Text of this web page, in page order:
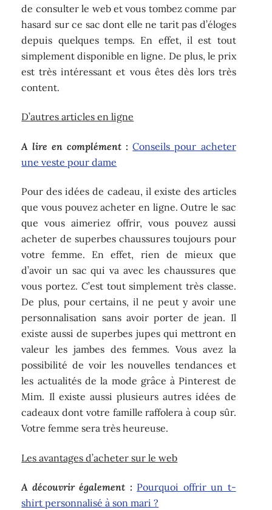
de consulter le web et vous tombez comme par
hasard sur ce sac dont elle ne tarit pas d’éloges
depuis quelques temps. En effet, il est tout
simplement disponible en ligne. De plus, le prix
est très intéressant et vous êtes dès lors très
content.
D’autres articles en ligne
A lire en complément : Conseils pour acheter
une veste pour dame
Pour des idées de cadeau, il existe des articles
que vous pouvez acheter en ligne. Outre le sac
que vous aimeriez offrir, vous pouvez aussi
acheter de superbes chaussures toujours pour
votre femme. En effet, rien de mieux que
d’avoir un sac qui va avec les chaussures que
vous portez. C’est tout simplement très classe.
De plus, pour certains, il ne peut y avoir une
personnalisation sans avoir porter de jean. Il
existe aussi de superbes jupes qui mettront en
valeur les jambes des femmes. Vous avez la
possibilité de voir les nouvelles tendances et
les actualités de la mode grâce à Pinterest de
Mim. Il existe aussi plusieurs autres idées de
cadeaux dont votre famille raffolera à coup sûr.
Votre femme sera très heureuse.
Les avantages d’acheter sur le web
A découvrir également : Pourquoi offrir un t-
shirt personnalisé à son mari ?